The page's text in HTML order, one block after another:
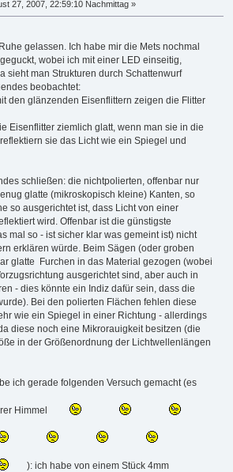
27, 2007, 22:59:10 Nachmittag »
gelassen. Ich habe mir die Mets nochmal
wobei ich mit einer LED einseitig,
sieht man Strukturen durch Schattenwurf
beobachtet:
den glänzenden Eisenflittern zeigen die Flitter
Eisenflitter ziemlich glatt, wenn man sie in die
sie das Licht wie ein Spiegel und
schließen: die nichtpolierten, offenbar nur
glatte (mikroskopisch kleine) Kanten, so
so ausgerichtet ist, dass Licht von einer
wird. Offenbar ist die günstigste
mal so - ist sicher klar was gemeint ist) nicht
erklären würde. Beim Sägen (oder groben
glatte Furchen in das Material gezogen (wobei
ausgerichtet sind, aber auch in
- dies könnte ein Indiz dafür sein, dass die
Bei den polierten Flächen fehlen diese
wie ein Spiegel in einer Richtung - allerdings
diese noch eine Mikrorauigkeit besitzen (die
in der Größenordnung der Lichtwellenlängen
ich gerade folgenden Versuch gemacht (es
Himmel
): ich habe von einem Stück 4mm